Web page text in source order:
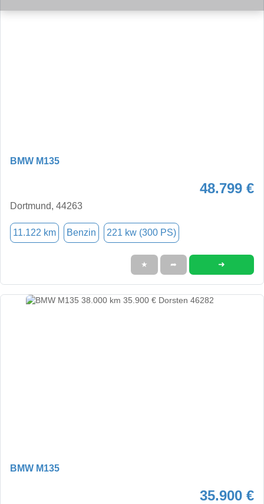
BMW M135
48.799 €
Dortmund, 44263
11.122 km Benzin 221 kw (300 PS)
★ ➦ ➜
BMW M135
35.900 €